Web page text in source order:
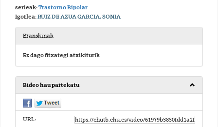
serieak:Trastorno Bipolar
Igorlea:RUIZ DE AZUA GARCIA, SONIA
Eranskinak
Ez dago fitxategi atxikiturik
Bideo hau partekatu
URL: